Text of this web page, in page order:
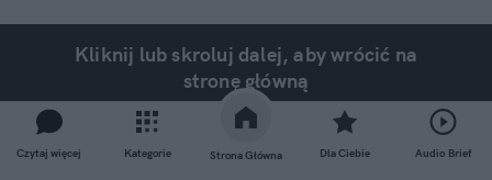
Czytaj więcej Kategorie Strona Główna Dla Ciebie Audio Brief
Kliknij lub skroluj dalej, aby wrócić na
stronę główną